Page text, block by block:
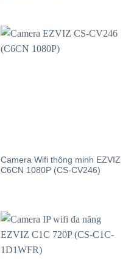
Camera Wifi thông minh EZVIZ
C6CN 1080P (CS-CV246)